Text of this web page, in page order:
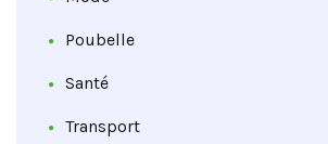
Poubelle
Santé
Transport